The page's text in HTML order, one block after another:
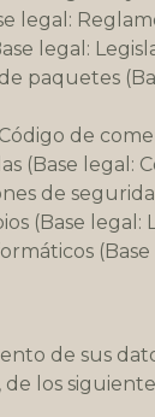
legal:
legal:
paquetes
de
(Base legal:
de
(Base
de sus
los